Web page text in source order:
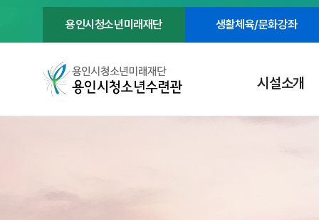
용인시청소년미래재단 생활체육/문화강좌
시설소개